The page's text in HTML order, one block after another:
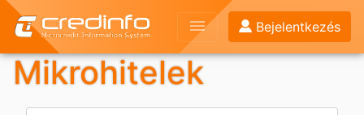
menu Bejelentkezés
Mikrohitelek